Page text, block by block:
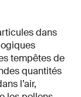
dans
tempêtes de
quantités
l’air,